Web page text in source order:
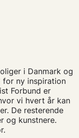
i Danmark og
for ny inspiration
Forbund er
vi hvert år kan
De resterende
og kunstnere.